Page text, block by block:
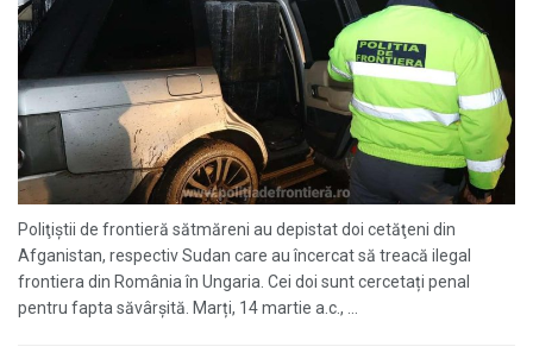
Poliţiştii de frontieră sătmăreni au depistat doi cetăţeni din
Afganistan, respectiv Sudan care au încercat să treacă ilegal
frontiera din România în Ungaria. Cei doi sunt cercetați penal
pentru fapta săvârșită. Marți, 14 martie a.c., ...